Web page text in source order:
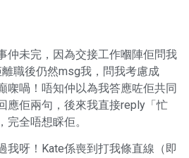
仲未完，因為交接工作嗰陣佢問我
職後仍然msg我，問我考慮成
㗎喎！唔知仲以為我答應咗佢共同
應佢兩句，後來我直接reply「忙
完全唔想睬佢。
我呀！Kate係喪到打我條直線（即